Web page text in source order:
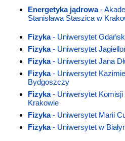
Energetyka jądrowa-
Stanisława Staszica w
Fizyka- Uniwersytet
Fizyka- Uniwersytet
Fizyka- Uniwersytet Jana
Fizyka- Uniwersytet
Bydgoszczy
Fizyka- Uniwersytet Komisji
Krakowie
Fizyka- Uniwersytet Marii
Fizyka- Uniwersytet w